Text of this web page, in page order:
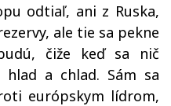
odtiaľ, ani z Ruska,
ale tie sa pekne
čiže keď sa nič
hlad a chlad. Sám sa
európskym lídrom,